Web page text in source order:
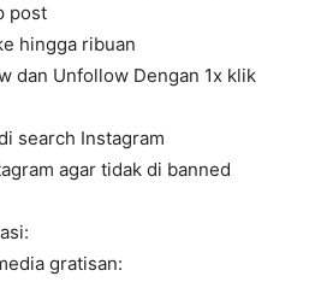
post
hingga ribuan
dan Unfollow Dengan 1x klik
search Instagram
agar tidak di banned
gratisan: